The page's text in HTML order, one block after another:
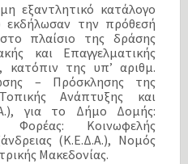
εξαντλητικό κατάλογο
την πρόθεσή
πλαίσιο της δράσης
και Επαγγελματικής
κατόπιν της υπ’ αριθμ.
– Πρόσκλησης της
Ανάπτυξης και
για το Δήμο Δομής:
Φορέας: Κοινωφελής
(Κ.Ε.Δ.Α.), Νομός
Μακεδονίας.